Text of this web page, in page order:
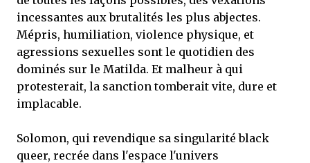
incessantes aux brutalités les plus abjectes.
Mépris, humiliation, violence physique, et
agressions sexuelles sont le quotidien des
dominés sur le Matilda. Et malheur à qui
protesterait, la sanction tomberait vite, dure et
implacable.
Solomon, qui revendique sa singularité black
queer, recrée dans l'espace l'univers